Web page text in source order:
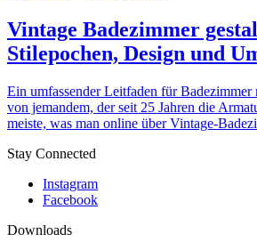
Vintage Badezimmer
Stilepochen, Design und
Ein umfassender Leitfaden für Badezimmer
von jemandem, der seit 25 Jahren die
meiste, was man online über Vintage-
Stay Connected
Instagram
Facebook
Downloads